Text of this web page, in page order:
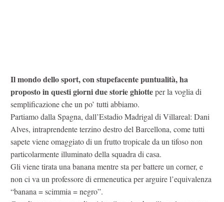
Il mondo dello sport, con stupefacente puntualità, ha
proposto in questi giorni due storie ghiotteper la voglia di
semplificazione che un po’ tutti abbiamo.
Partiamo dalla Spagna, dall’Estadio Madrigal di Villareal: Dani
Alves, intraprendente terzino destro del Barcellona, come tutti
sapete viene omaggiato di un frutto tropicale da un tifoso non
particolarmente illuminato della squadra di casa.
Gli viene tirata una banana mentre sta per battere un corner, e
non ci va un professore di ermeneutica per arguire l’equivalenza
“banana = scimmia = negro”.